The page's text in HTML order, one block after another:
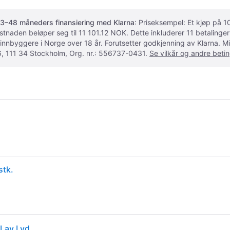
3–48 måneders finansiering med Klarna: Priseksempel: Et kjøp på
beløper seg til 11 101.12 NOK. Dette inkluderer 11
i Norge over 18 år. Forutsetter godkjenning av Klarna.
111 34 Stockholm, Org. nr.: 556737-0431. Se vilkår og andre